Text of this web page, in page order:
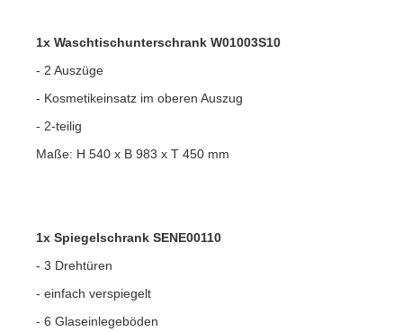
1x Waschtischunterschrank W01003S10
- 2 Auszüge
- Kosmetikeinsatz im oberen Auszug
- 2-teilig
Maße: H 540 x B 983 x T 450 mm
1x Spiegelschrank SENE00110
- 3 Drehtüren
- einfach verspiegelt
- 6 Glaseinlegeböden